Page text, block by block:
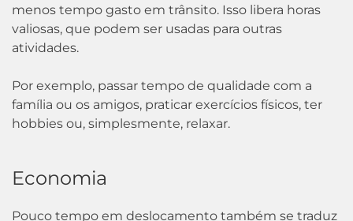
menos tempo gasto em trânsito. Isso libera horas
valiosas, que podem ser usadas para outras
atividades.
Por exemplo, passar tempo de qualidade com a
família ou os amigos, praticar exercícios físicos, ter
hobbies ou, simplesmente, relaxar.
Economia
Pouco tempo em deslocamento também se traduz